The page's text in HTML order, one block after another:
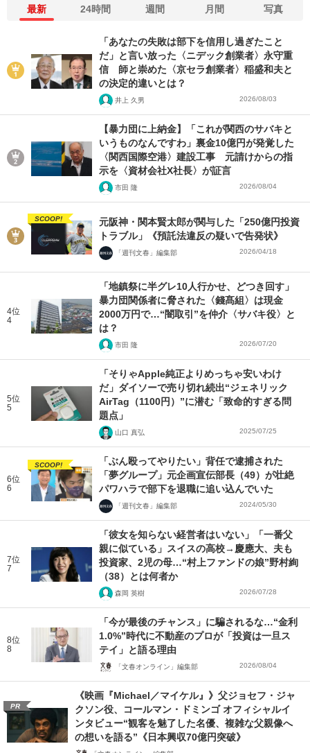
最新 24時間 週間 月間 写真
「あなたの失敗は部下を信用し過ぎたこと
だ」と言い放った〈ニデック創業者〉永守重
信 師と崇めた〈京セラ創業者〉稲盛和夫と
の決定的違いとは？
井上 久男 2026/08/03
【暴力団に上納金】「これが関西のサバキと
いうものなんですわ」裏金10億円が発覚した
〈関西国際空港〉建設工事 元請けからの指
示を〈資材会社X社長〉が証言
市田 隆 2026/08/04
SCOOP!
元阪神・関本賢太郎が関与した「250億円投資
トラブル」《預託法違反の疑いで告発状》
「週刊文春」編集部 2026/04/18
4位
4
「地鎮祭に半グレ10人行かせ、どつき回す」
暴力団関係者に脅された〈錢髙組〉は現金
2000万円で…“闇取引”を仲介〈サバキ役〉と
は？
市田 隆 2026/07/20
5位
5
「そりゃApple純正よりめっちゃ安いわけ
だ」ダイソーで売り切れ続出“ジェネリック
AirTag（1100円）”に潜む「致命的すぎる問
題点」
山口 真弘 2025/07/25
6位
6
SCOOP!
「ぶん殴ってやりたい」背任で逮捕された
「夢グループ」元企画宣伝部長（49）が壮絶
パワハラで部下を退職に追い込んでいた
「週刊文春」編集部 2024/05/30
7位
7
「彼女を知らない経営者はいない」「一番父
親に似ている」スイスの高校→慶應大、夫も
投資家、2児の母…“村上ファンドの娘”野村絢
（38）とは何者か
森岡 英樹 2026/07/28
8位
8
「今が最後のチャンス」に騙されるな…“金利
1.0%”時代に不動産のプロが「投資は一旦ス
テイ」と語る理由
「文春オンライン」編集部 2026/08/04
PR
《映画『Michael／マイケル』》父ジョセフ・ジャ
クソン役、コールマン・ドミンゴ オフィシャルイ
ンタビュー“観客を魅了した名優、複雑な父親像へ
の想いを語る”《日本興収70億円突破》